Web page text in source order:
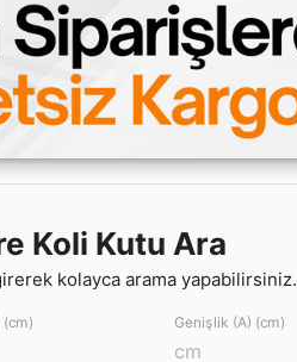
Koli Kutu Ara
kolayca arama yapabilirsiniz.
Genişlik (A) (cm)